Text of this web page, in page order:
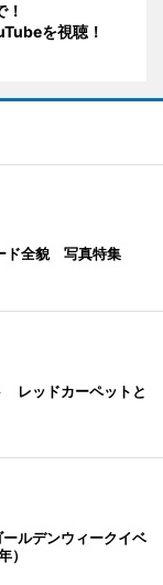
を視聴！
ド全貌 写真特集
レッドカーペットと
ルデンウィークイベ
）